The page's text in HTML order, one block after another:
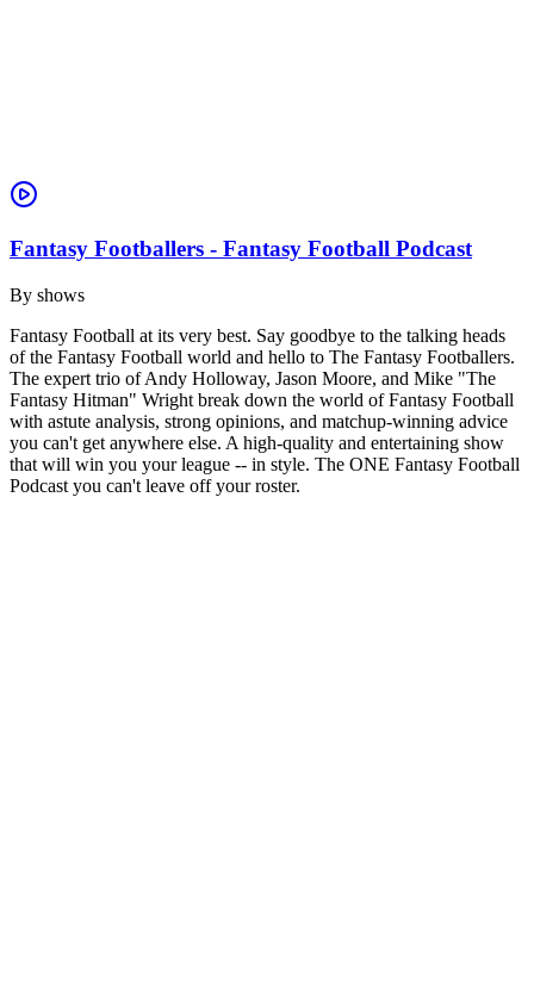
Fantasy Footballers - Fantasy Football Podcast
By shows
Fantasy Football at its very best. Say goodbye to the talking heads
of the Fantasy Football world and hello to The Fantasy Footballers.
The expert trio of Andy Holloway, Jason Moore, and Mike "The
Fantasy Hitman" Wright break down the world of Fantasy Football
with astute analysis, strong opinions, and matchup-winning advice
you can't get anywhere else. A high-quality and entertaining show
that will win you your league -- in style. The ONE Fantasy Football
Podcast you can't leave off your roster.